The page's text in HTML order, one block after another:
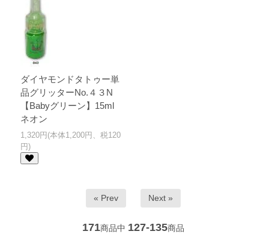
ダイヤモンドタトゥー単
品グリッターNo.４３N
【Babyグリーン】15ml
ネオン
1,320円(本体1,200円、税120
円)
« Prev Next »
171商品中 127-135商品